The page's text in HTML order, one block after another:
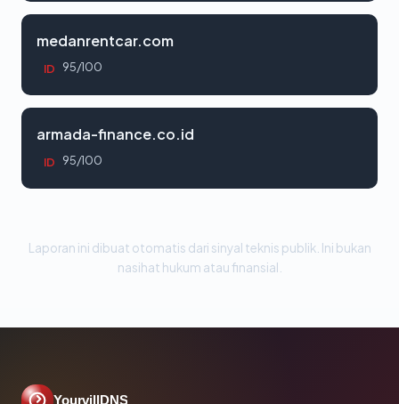
medanrentcar.com
ID 95/100
armada-finance.co.id
ID 95/100
Laporan ini dibuat otomatis dari sinyal teknis publik. Ini bukan
nasihat hukum atau finansial.
YourvillDNS